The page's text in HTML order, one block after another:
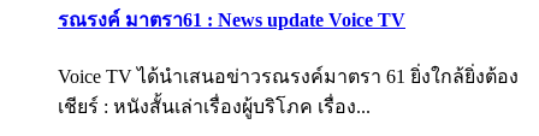
รณรงค์ มาตรา61 : News update Voice TV
Voice TV ได้นำเสนอข่าวรณรงค์มาตรา 61 ยิ่งใกล้ยิ่งต้อง
เชียร์ : หนังสั้นเล่าเรื่องผู้บริโภค เรื่อง...